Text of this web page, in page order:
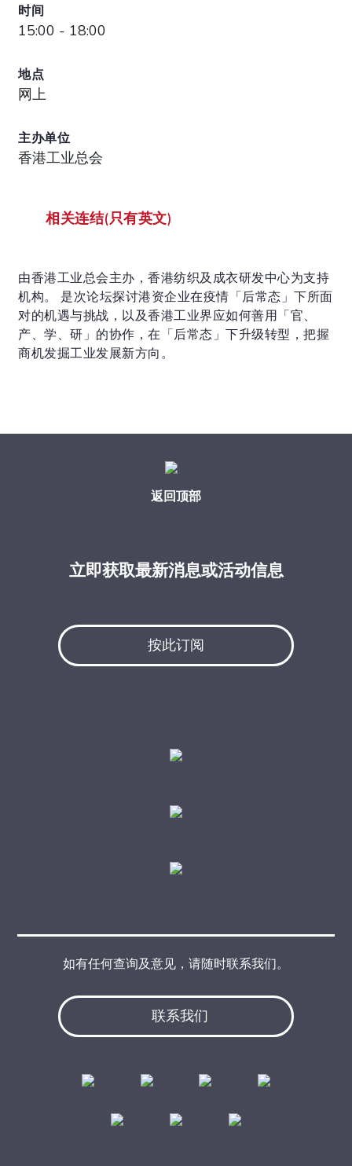
时间
15:00 - 18:00
地点
网上
主办单位
香港工业总会
相关连结(只有英文)
由香港工业总会主办，香港纺织及成衣研发中心为支持
机构。 是次论坛探讨港资企业在疫情「后常态」下所面
对的机遇与挑战，以及香港工业界应如何善用「官、
产、学、研」的协作，在「后常态」下升级转型，把握
商机发掘工业发展新方向。
返回顶部
立即获取最新消息或活动信息
按此订阅
联系我们
如有任何查询及意见，请随时联系我们。